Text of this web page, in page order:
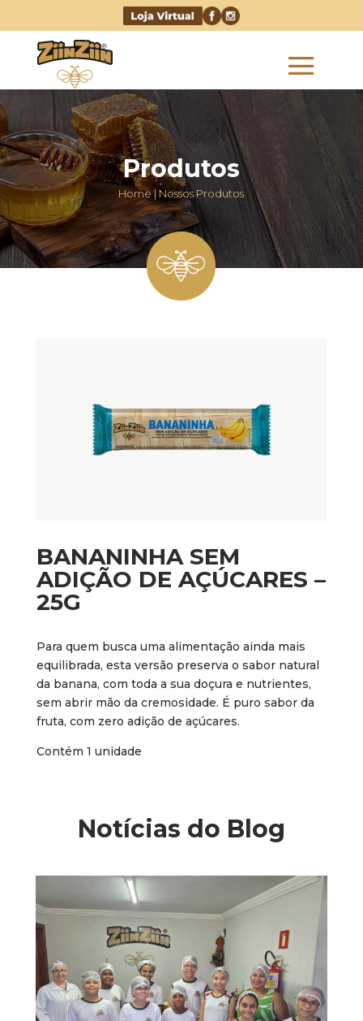
Produtos
Home | Nossos Produtos
BANANINHA SEM
ADIÇÃO DE AÇÚCARES –
25G
Para quem busca uma alimentação ainda mais
equilibrada, esta versão preserva o sabor natural
da banana, com toda a sua doçura e nutrientes,
sem abrir mão da cremosidade. É puro sabor da
fruta, com zero adição de açúcares.
Contém 1 unidade
Notícias do Blog